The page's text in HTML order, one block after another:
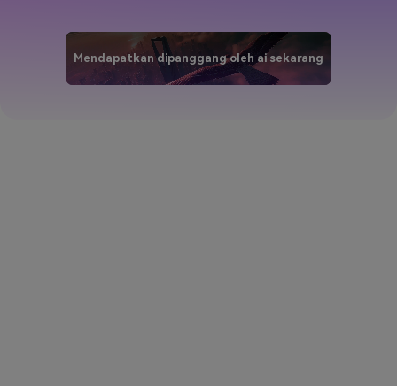
Mendapatkan dipanggang oleh ai sekarang